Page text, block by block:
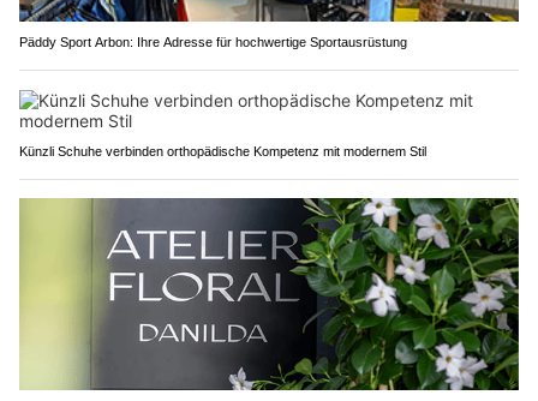
Päddy Sport Arbon: Ihre Adresse für hochwertige Sportausrüstung
Künzli Schuhe verbinden orthopädische Kompetenz mit modernem Stil